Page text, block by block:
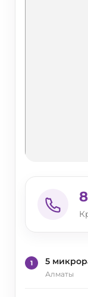
1 5
Алматы